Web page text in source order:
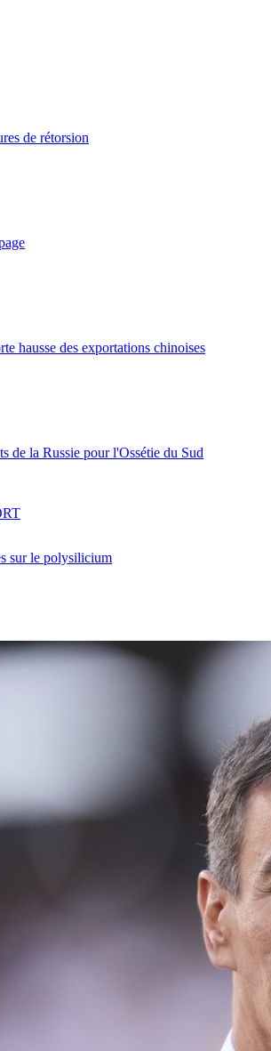
de rétorsion
hausse des exportations chinoises
de la Russie pour l'Ossétie du Sud
sur le polysilicium